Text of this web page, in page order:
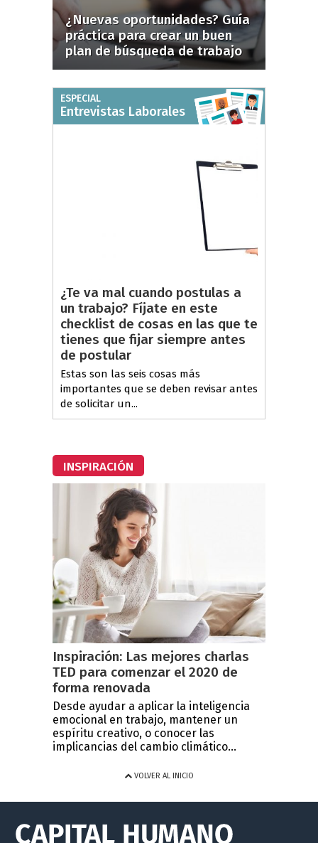
¿Nuevas oportunidades? Guía
práctica para crear un buen
plan de búsqueda de trabajo
ESPECIAL
Entrevistas Laborales
¿Te va mal cuando postulas a
un trabajo? Fíjate en este
checklist de cosas en las que te
tienes que fijar siempre antes
de postular
Estas son las seis cosas más
importantes que se deben revisar antes
de solicitar un...
INSPIRACIÓN
Inspiración: Las mejores charlas
TED para comenzar el 2020 de
forma renovada
Desde ayudar a aplicar la inteligencia
emocional en trabajo, mantener un
espíritu creativo, o conocer las
implicancias del cambio climático...
VOLVER AL INICIO